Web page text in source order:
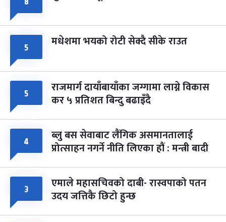
५ मधेशमा भयको रोटी सेक्दै सीके राउत
५ राजमार्ग दायाँबायाँका जग्गामा लाग्ने विकास
कर ५ प्रतिशत बिन्दु बढाइँदै
४ ब्लु बस सेवाबाट लैंगिक असमानतालाई
प्रोत्साहन नगर्ने नीति लिएका हौं : मन्त्री बादी
३ एमाले महासचिवको दाबी- रास्वपाको पतन
उदय जत्तिकै छिटो हुन्छ